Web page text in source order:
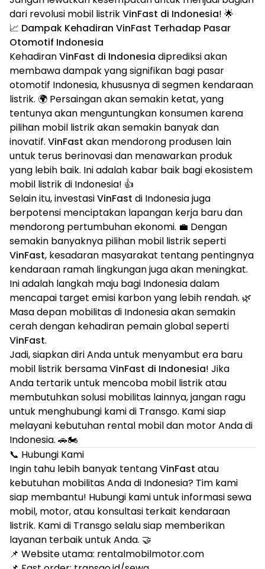
dari revolusi mobil listrikVinFast di Indonesia! 🌟
📈 Dampak Kehadiran VinFast Terhadap Pasar
Otomotif Indonesia
KehadiranVinFast di Indonesia diprediksi akan
membawa dampak yang signifikan bagi pasar
otomotif Indonesia, khususnya di segmen kendaraan
listrik. 🌍 Persaingan akan semakin ketat, yang
tentunya akan menguntungkan konsumen karena
pilihan mobil listrik akan semakin banyak dan
inovatif. VinFast akan mendorong produsen lain
untuk terus berinovasi dan menawarkan produk
yang lebih baik. Ini adalah kabar baik bagi ekosistem
mobil listrik di Indonesia! 👍
Selain itu, investasiVinFast di Indonesia juga
berpotensi menciptakan lapangan kerja baru dan
mendorong pertumbuhan ekonomi. 💼 Dengan
semakin banyaknya pilihan mobil listrik seperti
VinFast, kesadaran masyarakat tentang pentingnya
kendaraan ramah lingkungan juga akan meningkat.
Ini adalah langkah maju bagi Indonesia dalam
mencapai target emisi karbon yang lebih rendah. 🌿
Masa depan mobilitas di Indonesia akan semakin
cerah dengan kehadiran pemain global seperti
VinFast.
Jadi, siapkan diri Anda untuk menyambut era baru
mobil listrik bersamaVinFast di Indonesia! Jika
Anda tertarik untuk mencoba mobil listrik atau
membutuhkan solusi mobilitas lainnya, jangan ragu
untuk menghubungi kami di Transgo. Kami siap
melayani kebutuhan rental mobil dan motor Anda di
Indonesia. 🚗🏍️
📞 Hubungi Kami
Ingin tahu lebih banyak tentangVinFast atau
kebutuhan mobilitas Anda di Indonesia? Tim kami
siap membantu! Hubungi kami untuk informasi sewa
mobil, motor, atau konsultasi terkait kendaraan
listrik. Kami di Transgo selalu siap memberikan
layanan terbaik untuk Anda. 🤝
📌 Website utama: rentalmobilmotor.com